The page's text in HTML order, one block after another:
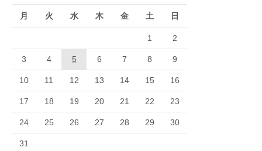
月 火 水 木 金 土 日
1 2
3 4 5 6 7 8 9
10 11 12 13 14 15 16
17 18 19 20 21 22 23
24 25 26 27 28 29 30
31